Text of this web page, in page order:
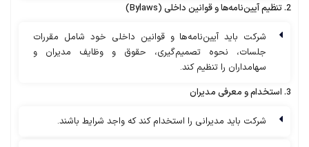
2. تنظیم آیین‌نامه‌ها و قوانین داخلی (Bylaws)
شرکت باید آیین‌نامه‌ها و قوانین داخلی خود شامل مقررات
جلسات، نحوه تصمیم‌گیری، حقوق و وظایف مدیران و
سهامداران را تنظیم کند.
3. استخدام و معرفی مدیران
شرکت باید مدیرانی را استخدام کند که واجد شرایط باشند.